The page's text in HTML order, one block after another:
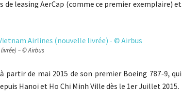
de leasing AerCap (comme ce premier exemplaire) et
livrée) – © Airbus
de mai 2015 de son premier Boeing 787-9, qui
Hanoi et Ho Chi Minh Ville dès le 1er Juillet 2015.